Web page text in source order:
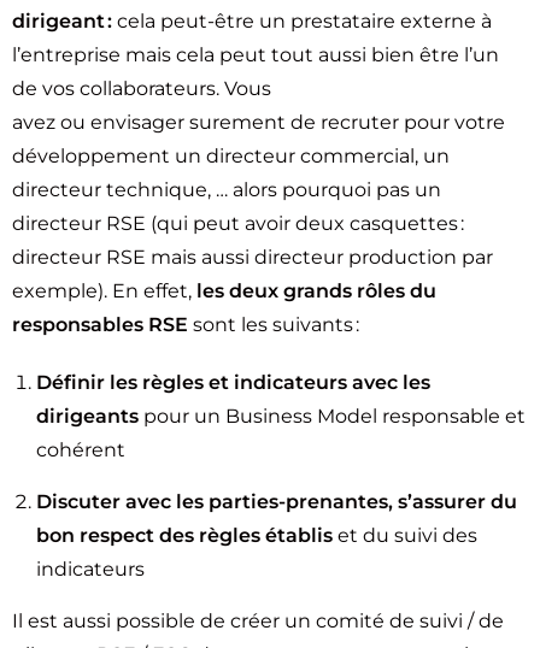
dirigeant : cela peut-être un prestataire externe à
l’entreprise mais cela peut tout aussi bien être l’un
de vos collaborateurs. Vous
avez ou envisager surement de recruter pour votre
développement un directeur commercial, un
directeur technique, … alors pourquoi pas un
directeur RSE (qui peut avoir deux casquettes :
directeur RSE mais aussi directeur production par
exemple). En effet, les deux grands rôles du
responsables RSE sont les suivants :
Définir les règles et indicateurs avec les
dirigeants pour un Business Model responsable et
cohérent
Discuter avec les parties-prenantes, s’assurer du
bon respect des règles établis et du suivi des
indicateurs
Il est aussi possible de créer un comité de suivi / de